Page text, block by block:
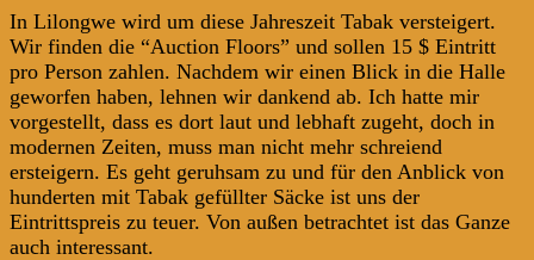
In Lilongwe wird um diese Jahreszeit Tabak versteigert.
Wir finden die “Auction Floors” und sollen 15 $ Eintritt
pro Person zahlen. Nachdem wir einen Blick in die Halle
geworfen haben, lehnen wir dankend ab. Ich hatte mir
vorgestellt, dass es dort laut und lebhaft zugeht, doch in
modernen Zeiten, muss man nicht mehr schreiend
ersteigern. Es geht geruhsam zu und für den Anblick von
hunderten mit Tabak gefüllter Säcke ist uns der
Eintrittspreis zu teuer. Von außen betrachtet ist das Ganze
auch interessant.